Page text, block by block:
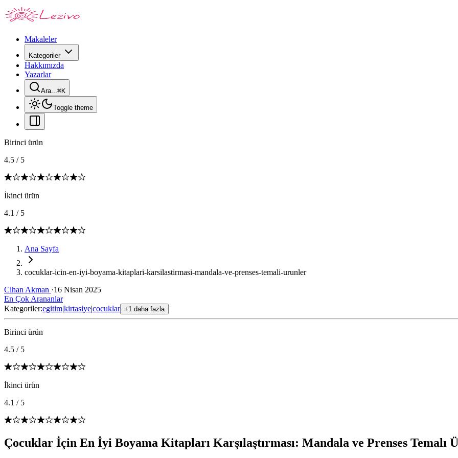
Makaleler
Kategoriler
Hakkımızda
Yazarlar
Ara...⌘K
Toggle theme
Birinci ürün
4.5 / 5
İkinci ürün
4.1 / 5
Ana Sayfa
cocuklar-icin-en-iyi-boyama-kitaplari-karsilastirmasi-mandala-ve-prenses-temali-urunler
Cihan Akman ·16 Nisan 2025
En Çok Arananlar
Kategoriler:egitim|kirtasiye|cocuklar +1 daha fazla
Birinci ürün
4.5 / 5
İkinci ürün
4.1 / 5
Çocuklar İçin En İyi Boyama Kitapları Karşılaştırması: Mandala ve Prenses Temalı